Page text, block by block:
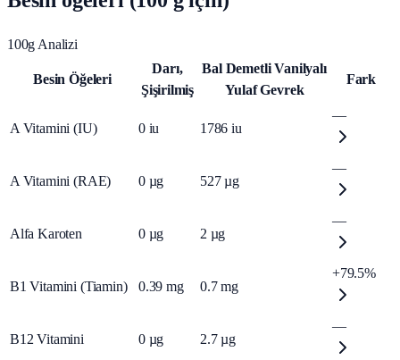
100g Analizi
Besin Öğeleri
Darı,
Şişirilmiş
Bal Demetli Vanilyalı
Yulaf Gevrek
Fark
A Vitamini (IU) 0 iu 1786 iu
—
A Vitamini (RAE) 0 µg 527 µg
—
Alfa Karoten 0 µg 2 µg
—
B1 Vitamini (Tiamin) 0.39 mg 0.7 mg
+79.5%
B12 Vitamini 0 µg 2.7 µg
—